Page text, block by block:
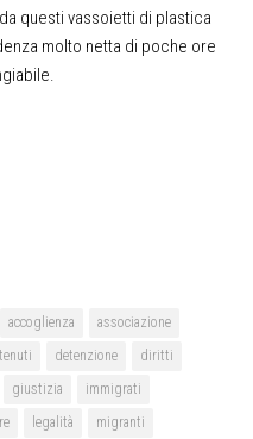
questi vassoietti di plastica
molto netta di poche ore
accoglienza
associazione
detenzione
diritti
giustizia
immigrati
legalità
migranti